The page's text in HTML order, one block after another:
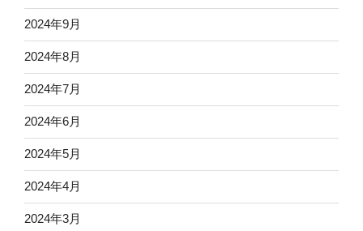
2024年9月
2024年8月
2024年7月
2024年6月
2024年5月
2024年4月
2024年3月